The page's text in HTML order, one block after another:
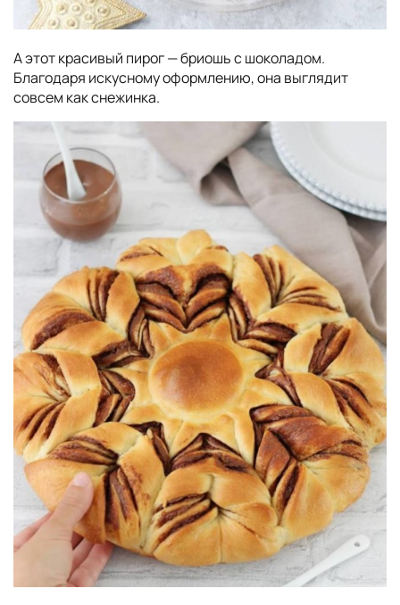
А этот красивый пирог — бриошь с шоколадом.
Благодаря искусному оформлению, она выглядит
совсем как снежинка.